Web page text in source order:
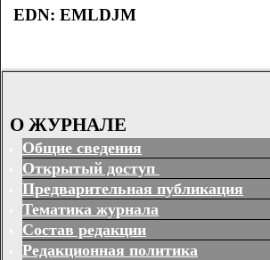
EDN: EMLDJM
О ЖУРНАЛЕ
Общие сведения
Открытый доступ
Предварительная публикация
Тематика журнала
Состав редакции
Редакционная политика